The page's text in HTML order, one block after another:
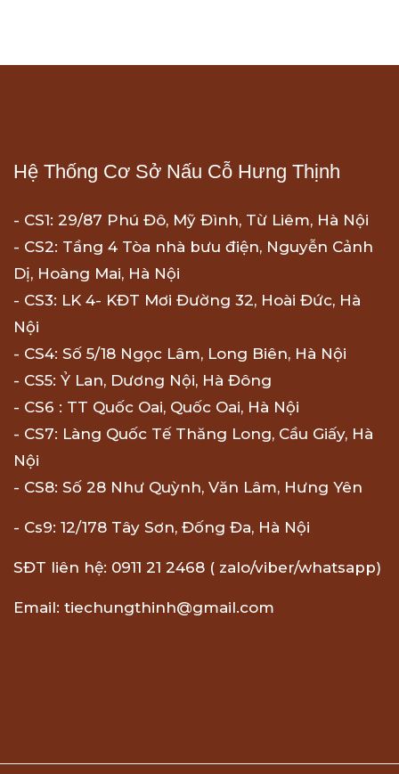
Hệ Thống Cơ Sở Nấu Cỗ Hưng Thịnh
- CS1: 29/87 Phú Đô, Mỹ Đình, Từ Liêm, Hà Nội
- CS2: Tầng 4 Tòa nhà bưu điện, Nguyễn Cảnh
Dị, Hoàng Mai, Hà Nội
- CS3: LK 4- KĐT Mơi Đường 32, Hoài Đức, Hà
Nội
- CS4: Số 5/18 Ngọc Lâm, Long Biên, Hà Nội
- CS5: Ỷ Lan, Dương Nội, Hà Đông
- CS6 : TT Quốc Oai, Quốc Oai, Hà Nội
- CS7: Làng Quốc Tế Thăng Long, Cầu Giấy, Hà
Nội
- CS8: Số 28 Như Quỳnh, Văn Lâm, Hưng Yên
- Cs9: 12/178 Tây Sơn, Đống Đa, Hà Nội
SĐT liên hệ: 0911 21 2468 ( zalo/viber/whatsapp)
Email: tiechungthinh@gmail.com